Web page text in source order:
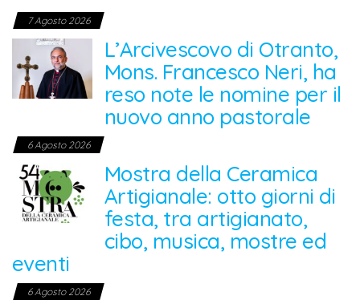
7 Agosto 2026
L’Arcivescovo di Otranto,
Mons. Francesco Neri, ha
reso note le nomine per il
nuovo anno pastorale
6 Agosto 2026
Mostra della Ceramica
Artigianale: otto giorni di
festa, tra artigianato,
cibo, musica, mostre ed
eventi
6 Agosto 2026